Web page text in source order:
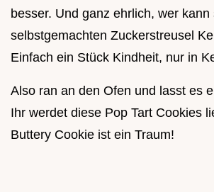
besser. Und ganz ehrlich, wer kann
selbstgemachten Zuckerstreusel
Einfach ein Stück Kindheit, nur in
Also ran an den Ofen und lasst es
Ihr werdet diese Pop Tart Cookies
Buttery Cookie ist ein Traum!